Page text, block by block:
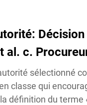
al. c.
sélectionné
classe qui
définition du terme